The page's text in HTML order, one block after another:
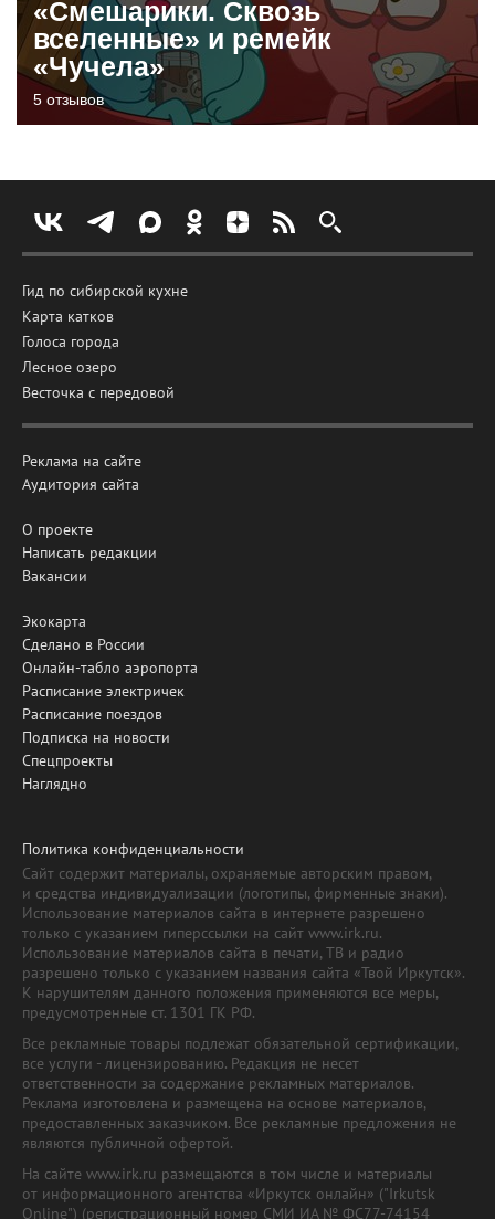
«Смешарики. Сквозь
вселенные» и ремейк
«Чучела»
5 отзывов
Гид по сибирской кухне
Карта катков
Голоса города
Лесное озеро
Весточка с передовой
Реклама на сайте
Аудитория сайта
О проекте
Написать редакции
Вакансии
Экокарта
Сделано в России
Онлайн-табло аэропорта
Расписание электричек
Расписание поездов
Подписка на новости
Спецпроекты
Наглядно
Политика конфиденциальности
Сайт содержит материалы, охраняемые авторским правом,
и средства индивидуализации (логотипы, фирменные знаки).
Использование материалов сайта в интернете разрешено
только с указанием гиперссылки на сайт www.irk.ru.
Использование материалов сайта в печати, ТВ и радио
разрешено только с указанием названия сайта «Твой Иркутск».
К нарушителям данного положения применяются все меры,
предусмотренные ст. 1301 ГК РФ.
Все рекламные товары подлежат обязательной сертификации,
все услуги - лицензированию. Редакция не несет
ответственности за содержание рекламных материалов.
Реклама изготовлена и размещена на основе материалов,
предоставленных заказчиком. Все рекламные предложения не
являются публичной офертой.
На сайте www.irk.ru размещаются в том числе и материалы
от информационного агентства «Иркутск онлайн» ("Irkutsk
Online") (регистрационный номер СМИ ИА № ФС77-74154